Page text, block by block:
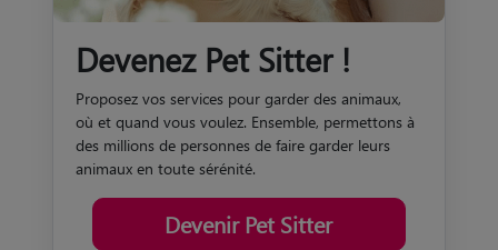
Devenez Pet Sitter !
Proposez vos services pour garder des animaux,
où et quand vous voulez. Ensemble, permettons à
des millions de personnes de faire garder leurs
animaux en toute sérénité.
Devenir Pet Sitter